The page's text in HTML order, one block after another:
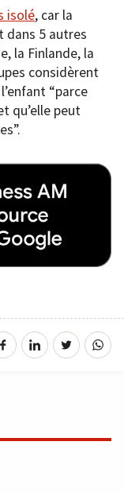
isolé, car la
dans 5 autres
la Finlande, la
considèrent
“parce
qu’elle peut